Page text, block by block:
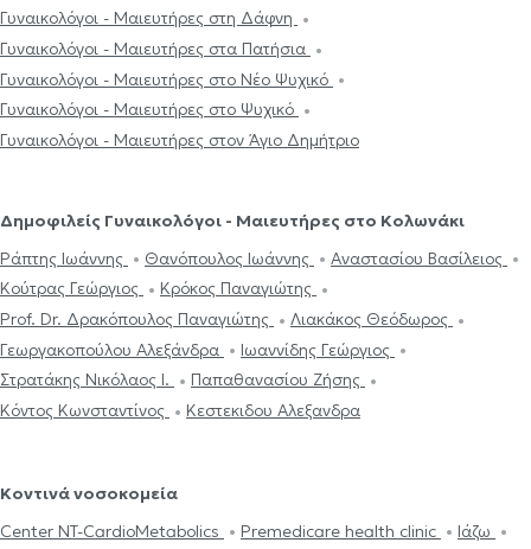
Γυναικολόγοι - Μαιευτήρες στη Δάφνη
Γυναικολόγοι - Μαιευτήρες στα Πατήσια
Γυναικολόγοι - Μαιευτήρες στο Νέο Ψυχικό
Γυναικολόγοι - Μαιευτήρες στο Ψυχικό
Γυναικολόγοι - Μαιευτήρες στον Άγιο Δημήτριο
Δημοφιλείς Γυναικολόγοι - Μαιευτήρες στο Κολωνάκι
Ράπτης Ιωάννης
Θανόπουλος Ιωάννης
Αναστασίου Βασίλειος
Κούτρας Γεώργιος
Κρόκος Παναγιώτης
Prof. Dr. Δρακόπουλος Παναγιώτης
Λιακάκος Θεόδωρος
Γεωργακοπούλου Αλεξάνδρα
Ιωαννίδης Γεώργιος
Στρατάκης Νικόλαος Ι.
Παπαθανασίου Ζήσης
Κόντος Κωνσταντίνος
Κεστεκιδου Αλεξανδρα
Κοντινά νοσοκομεία
Center NT-CardioMetabolics
Premedicare health clinic
Ιάζω